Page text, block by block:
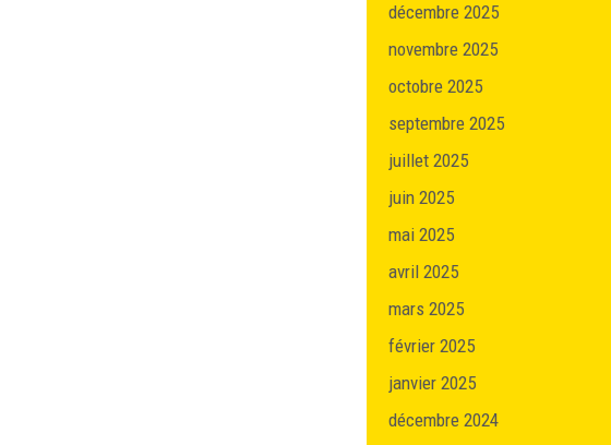
décembre 2025
novembre 2025
octobre 2025
septembre 2025
juillet 2025
juin 2025
mai 2025
avril 2025
mars 2025
février 2025
janvier 2025
décembre 2024